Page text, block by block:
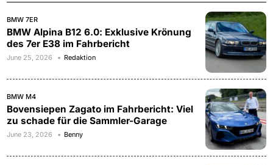
BMW 7ER
BMW Alpina B12 6.0: Exklusive Krönung
des 7er E38 im Fahrbericht
June 25, 2026 Redaktion
BMW M4
Bovensiepen Zagato im Fahrbericht: Viel
zu schade für die Sammler-Garage
June 23, 2026 Benny